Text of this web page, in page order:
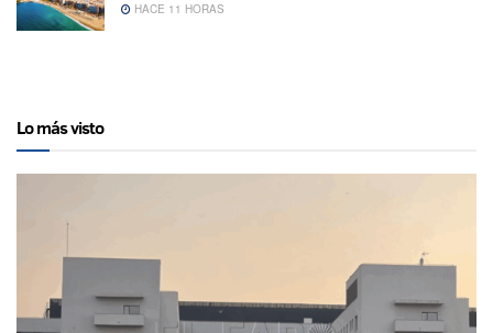
HACE 11 HORAS
Lo más visto